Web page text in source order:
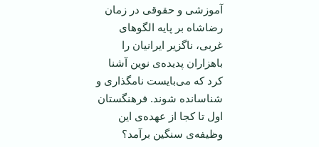
آموزشی و حقوقی در زمان
رضاشاه بر پایه الگوهای
غربی، ناگزیر ایرانیان را
باهزاران پدیده‌ی نوین آشنا
كرد كه می‌بایست نامگذاری و
شناسانده شوند. فرهنگستان
اول تا كجا از عهده‌ی این
وظیفه‌ی سنگین برآمد؟